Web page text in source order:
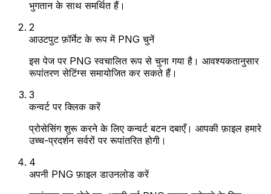
भुगतान के साथ समर्थित हैं।
2
आउटपुट फ़ॉर्मेट के रूप में PNG चुनें
इस पेज पर PNG स्वचालित रूप से चुना गया है। आवश्यकतानुसार
रूपांतरण सेटिंग्स समायोजित कर सकते हैं।
3
कन्वर्ट पर क्लिक करें
प्रोसेसिंग शुरू करने के लिए कन्वर्ट बटन दबाएँ। आपकी फ़ाइल हमारे
उच्च-प्रदर्शन सर्वरों पर रूपांतरित होगी।
4
अपनी PNG फ़ाइल डाउनलोड करें